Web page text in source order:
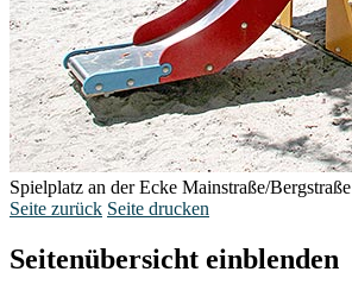
Spielplatz an der Ecke Mainstraße/Bergstraße
Seite zurück Seite drucken
Seitenübersicht einblenden